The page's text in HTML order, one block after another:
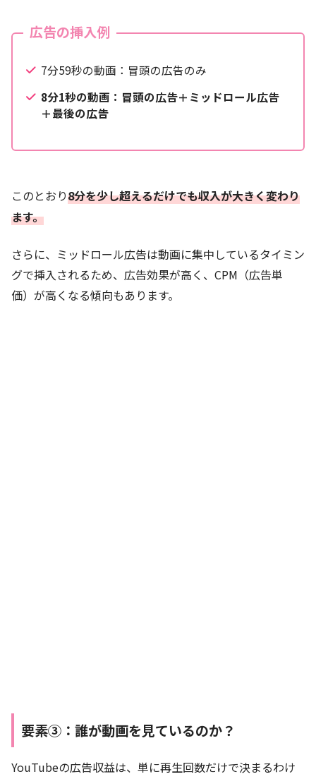
広告の挿入例
7分59秒の動画：冒頭の広告のみ
8分1秒の動画：冒頭の広告＋ミッドロール広告
＋最後の広告
このとおり8分を少し超えるだけでも収入が大きく変わり
ます。
さらに、ミッドロール広告は動画に集中しているタイミン
グで挿入されるため、広告効果が高く、CPM（広告単
価）が高くなる傾向もあります。
要素③：誰が動画を見ているのか？
YouTubeの広告収益は、単に再生回数だけで決まるわけ